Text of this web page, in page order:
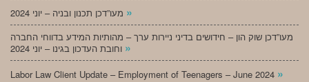
»
מעו”דכן שוק הון – חידושים בדיני ניירות ערך – מהותיות המידע בדווחי החברה
»
Labor Law Client Update – Employment of Teenagers – June 2024 »